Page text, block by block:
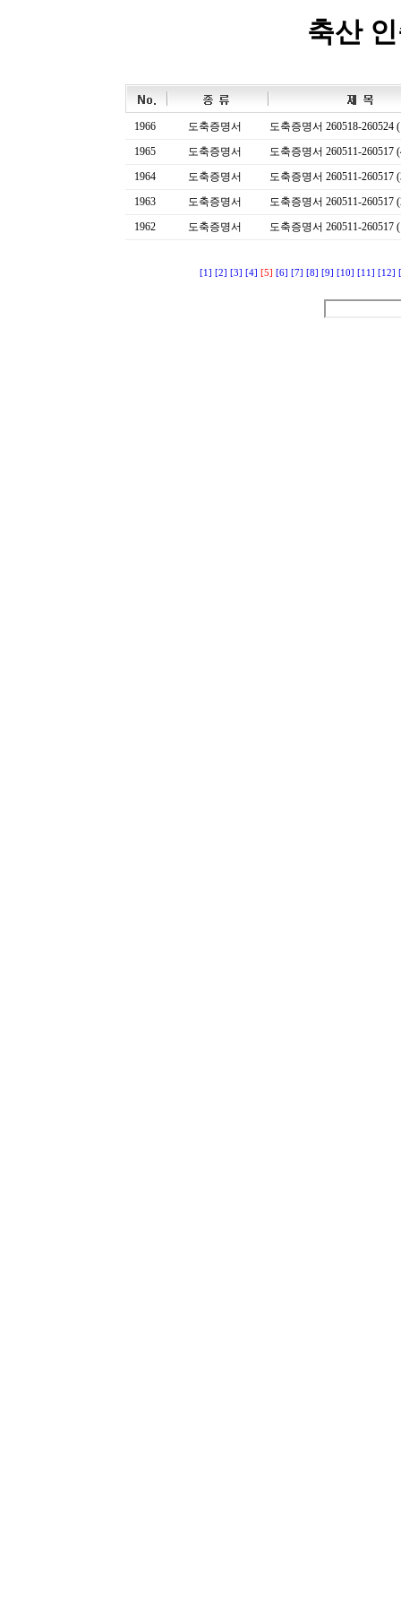
축산
1966 도축증명서
도축증명서 260518-260524
1965
도축증명서
도축증명서 260511-260517
1964
도축증명서
도축증명서 260511-260517
1963
도축증명서
도축증명서 260511-260517
1962
도축증명서 도축증명서 260511-260517
[1] [2] [3] [4] [5] [6] [7] [8] [9] [10] [11] [12]